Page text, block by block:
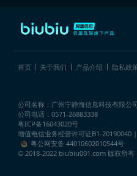
首页 关于我们 产品介绍 隐私政
公司名称：广州宁静海信息科技有限公司
公司电话：0571-26883338
粤ICP备16043020号
增值电信业务经营许可证B1-20190040
粤公网安备 44010602010544号
© 2018-2022 biubiu001.com 版权所有